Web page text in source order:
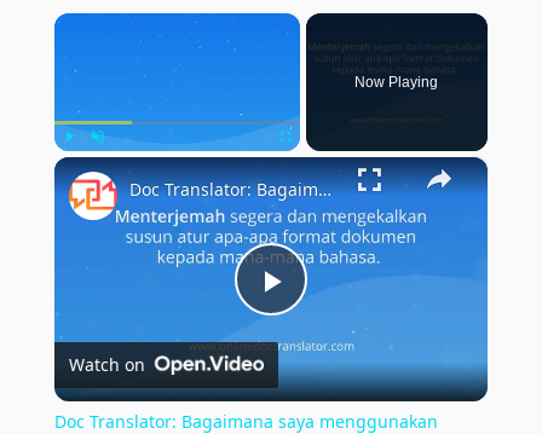
×
Play Unmute Fullscreen
Now Playing
×
Play
Video
Doc Translator: Bagaimana saya menggunakan penterjemah dokumen?
Watch on
Doc Translator: Bagaimana saya menggunakan